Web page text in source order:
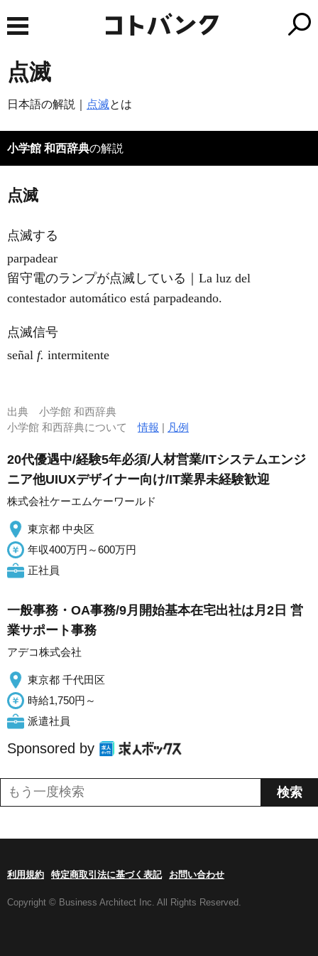
点滅
日本語の解説｜ 点滅とは
小学館 和西辞典の解説
点滅
点滅する
parpadear
留守電のランプが点滅している｜La luz del
contestador automático está parpadeando.
点滅信号
señal f. intermitente
出典 小学館 和西辞典
小学館 和西辞典について情報 | 凡例
20代優遇中/経験5年必須/人材営業/ITシステムエンジ
ニア他UIUXデザイナー向け/IT業界未経験歓迎
株式会社ケーエムケーワールド
東京都 中央区
年収400万円～600万円
正社員
一般事務・OA事務/9月開始基本在宅出社は月2日 営
業サポート事務
アデコ株式会社
東京都 千代田区
時給1,750円～
派遣社員
Sponsored by
利用規約 特定商取引法に基づく表記 お問い合わせ
Copyright © Business Architect Inc. All Rights Reserved.